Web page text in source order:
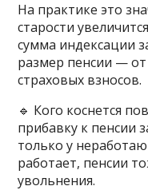
На практике это
старости
сумма индексации
размер пенсии —
страховых взносов.
🔹 Кого коснется
прибавку к пенсии
только у
работает, пенсии
увольнения.